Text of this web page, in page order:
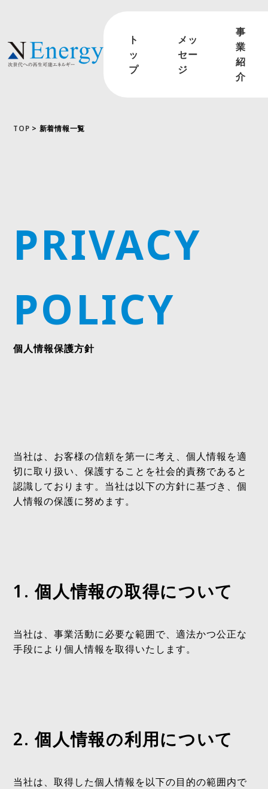
ト
ッ
プ
メッ
セー
ジ
事
業
紹
介
TOP > 新着情報一覧
PRIVACY
POLICY
個人情報保護方針
当社は、お客様の信頼を第一に考え、個人情報を適
切に取り扱い、保護することを社会的責務であると
認識しております。当社は以下の方針に基づき、個
人情報の保護に努めます。
1. 個人情報の取得について
当社は、事業活動に必要な範囲で、適法かつ公正な
手段により個人情報を取得いたします。
2. 個人情報の利用について
当社は、取得した個人情報を以下の目的の範囲内で